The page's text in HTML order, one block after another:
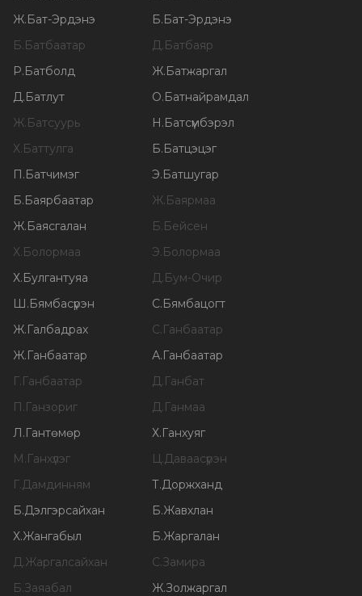
Ж.Бат-Эрдэнэ Б.Бат-Эрдэнэ
Б.Батбаатар Д.Батбаяр
Р.Батболд Ж.Батжаргал
Д.Батлут О.Батнайрамдал
Ж.Батсуурь Н.Батсүмбэрэл
Х.Баттулга Б.Батцэцэг
П.Батчимэг Э.Батшугар
Б.Баярбаатар Ж.Баярмаа
Ж.Баясгалан Б.Бейсен
Х.Болормаа Э.Болормаа
Х.Булгантуяа Д.Бум-Очир
Ш.Бямбасүрэн С.Бямбацогт
Ж.Галбадрах С.Ганбаатар
Ж.Ганбаатар А.Ганбаатар
Г.Ганбаатар Д.Ганбат
П.Ганзориг Д.Ганмаа
Л.Гантөмөр Х.Ганхуяг
М.Ганхүлэг Ц.Даваасүрэн
Г.Дамдинням Т.Доржханд
Б.Дэлгэрсайхан Б.Жавхлан
Х.Жангабыл Б.Жаргалан
Д.Жаргалсайхан С.Замира
Б.Заяабал Ж.Золжаргал